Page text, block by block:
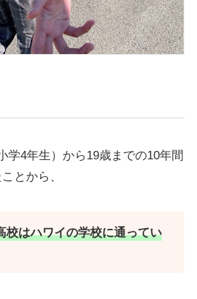
学4年生）から19歳までの10年間
とから、
校はハワイの学校に通ってい